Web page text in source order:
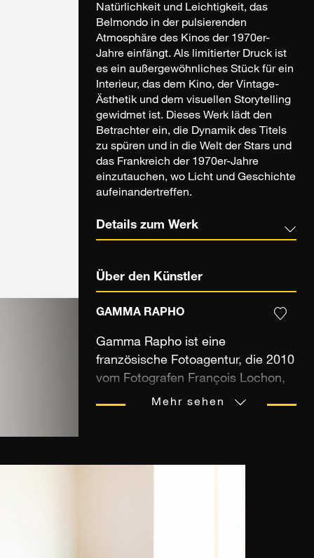
Natürlichkeit und Leichtigkeit, das
Belmondo in der pulsierenden
Atmosphäre des Kinos der 1970er-
Jahre einfängt. Als limitierter Druck ist
es ein außergewöhnliches Stück für ein
Interieur, das dem Kino, der Vintage-
Ästhetik und dem visuellen Storytelling
gewidmet ist. Dieses Werk lädt den
Betrachter ein, die Dynamik des Titels
zu spüren und in die Welt der Stars und
das Frankreich der 1970er-Jahre
einzutauchen, wo Licht und Geschichte
aufeinandertreffen.
Details zum Werk
Über den Künstler
GAMMA RAPHO
Gamma Rapho ist eine
französische Fotoagentur, die 2010
vom Fotografen François Lochon,
dem ehemaligen Inhaber der
Mehr sehen